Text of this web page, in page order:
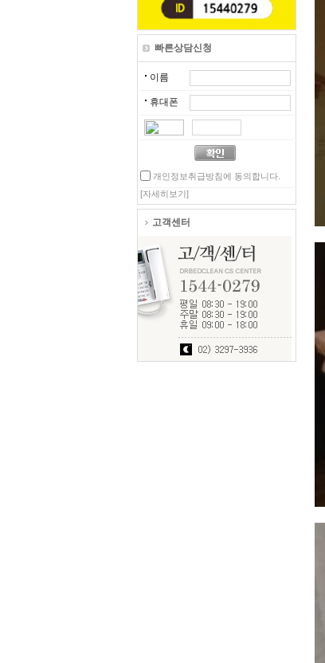
빠른상담신청
이름
휴대폰
개인정보취급방침에 동의합니다.
[자세히보기]
고객센터